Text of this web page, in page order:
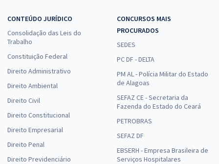
CONTEÚDO JURÍDICO
Consolidação das Leis do
Trabalho
Constituição Federal
Direito Administrativo
Direito Ambiental
Direito Civil
Direito Constitucional
Direito Empresarial
Direito Penal
Direito Previdenciário
CONCURSOS MAIS
PROCURADOS
SEDES
PC DF - DELTA
PM AL - Polícia Militar do Estado
de Alagoas
SEFAZ CE - Secretaria da
Fazenda do Estado do Ceará
PETROBRAS
SEFAZ DF
EBSERH - Empresa Brasileira de
Serviços Hospitalares